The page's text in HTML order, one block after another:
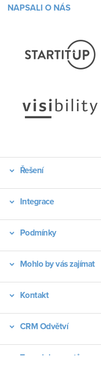
NAPSALI O NÁS
Řešení
Integrace
Podmínky
Mohlo by vás zajímat
Kontakt
CRM Odvětví
Typy dokumentů